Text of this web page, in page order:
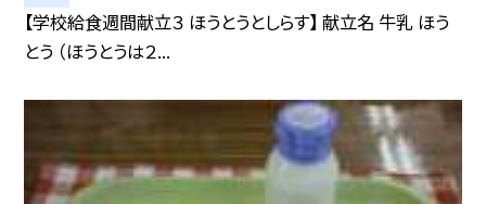
【学校給食週間献立３ ほうとうとしらす】 献立名 牛乳 ほう
とう （ほうとうは２...